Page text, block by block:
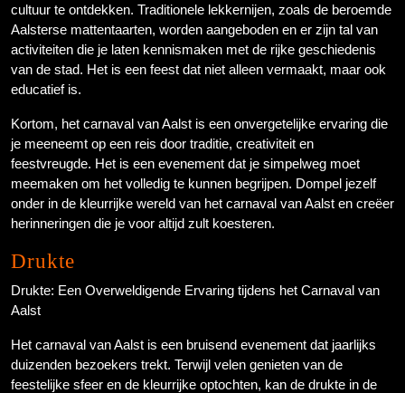
cultuur te ontdekken. Traditionele lekkernijen, zoals de beroemde
Aalsterse mattentaarten, worden aangeboden en er zijn tal van
activiteiten die je laten kennismaken met de rijke geschiedenis
van de stad. Het is een feest dat niet alleen vermaakt, maar ook
educatief is.
Kortom, het carnaval van Aalst is een onvergetelijke ervaring die
je meeneemt op een reis door traditie, creativiteit en
feestvreugde. Het is een evenement dat je simpelweg moet
meemaken om het volledig te kunnen begrijpen. Dompel jezelf
onder in de kleurrijke wereld van het carnaval van Aalst en creëer
herinneringen die je voor altijd zult koesteren.
Drukte
Drukte: Een Overweldigende Ervaring tijdens het Carnaval van
Aalst
Het carnaval van Aalst is een bruisend evenement dat jaarlijks
duizenden bezoekers trekt. Terwijl velen genieten van de
feestelijke sfeer en de kleurrijke optochten, kan de drukte in de